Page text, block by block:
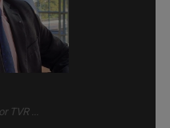
„Transplantul,
TVR ...